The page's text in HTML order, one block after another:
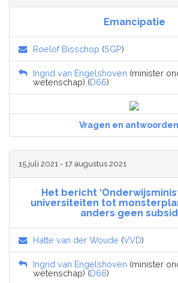
Emancipatie
Roelof Bisschop (SGP)
Ingrid van Engelshoven (minister
wetenschap) (D66)
Vragen en antwoorden
15 juli 2021 - 17 augustus 2021
Het bericht
universiteiten tot
anders geen
Hatte van der Woude (VVD)
Ingrid van Engelshoven (minister
wetenschap) (D66)